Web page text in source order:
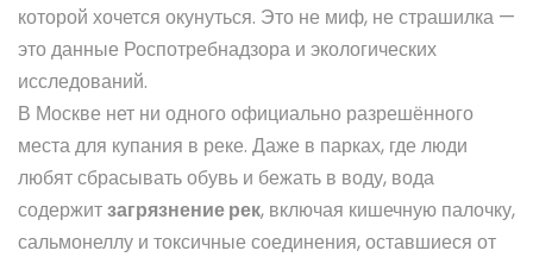
которой хочется окунуться. Это не миф, не страшилка —
это данные Роспотребнадзора и экологических
исследований.
В Москве нет ни одного официально разрешённого
места для купания в реке. Даже в парках, где люди
любят сбрасывать обувь и бежать в воду, вода
содержитзагрязнение рек, включая кишечную палочку,
сальмонеллу и токсичные соединения, оставшиеся от